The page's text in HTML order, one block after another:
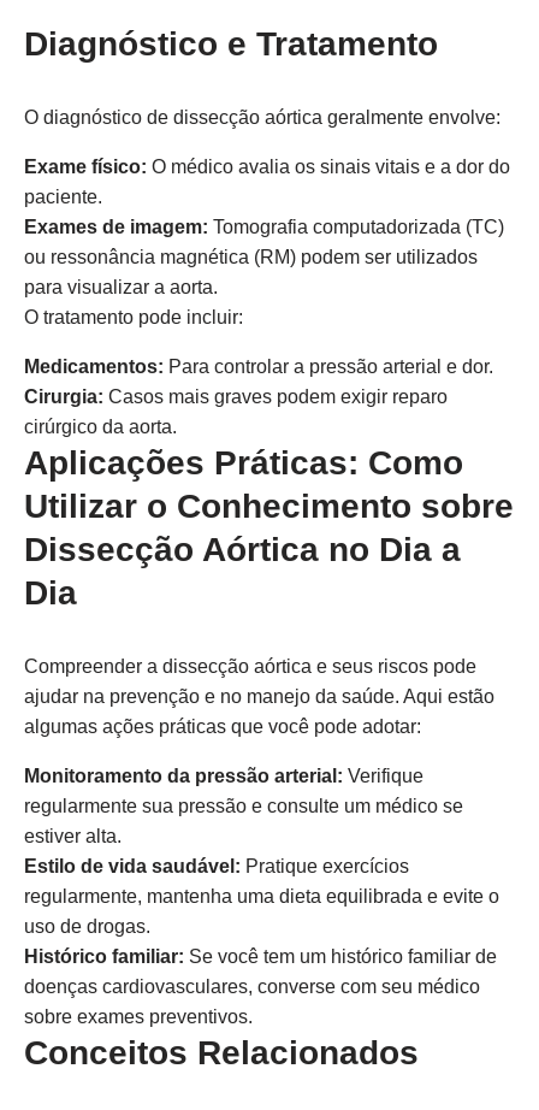
Diagnóstico e Tratamento
O diagnóstico de dissecção aórtica geralmente envolve:
Exame físico: O médico avalia os sinais vitais e a dor do
paciente.
Exames de imagem: Tomografia computadorizada (TC)
ou ressonância magnética (RM) podem ser utilizados
para visualizar a aorta.
O tratamento pode incluir:
Medicamentos: Para controlar a pressão arterial e dor.
Cirurgia: Casos mais graves podem exigir reparo
cirúrgico da aorta.
Aplicações Práticas: Como
Utilizar o Conhecimento sobre
Dissecção Aórtica no Dia a
Dia
Compreender a dissecção aórtica e seus riscos pode
ajudar na prevenção e no manejo da saúde. Aqui estão
algumas ações práticas que você pode adotar:
Monitoramento da pressão arterial: Verifique
regularmente sua pressão e consulte um médico se
estiver alta.
Estilo de vida saudável: Pratique exercícios
regularmente, mantenha uma dieta equilibrada e evite o
uso de drogas.
Histórico familiar: Se você tem um histórico familiar de
doenças cardiovasculares, converse com seu médico
sobre exames preventivos.
Conceitos Relacionados